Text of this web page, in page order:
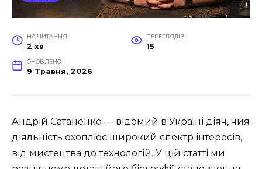
НА ЧИТАННЯ
2 хв
ПЕРЕГЛЯДІВ
15
ОНОВЛЕНО
9 Травня, 2026
Андрій Сатаненко — відомий в Україні діяч, чия
діяльність охоплює широкий спектр інтересів,
від мистецтва до технологій. У цій статті ми